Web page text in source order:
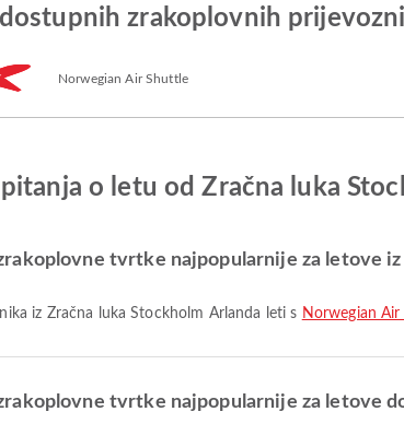
dostupnih zrakoplovnih
Norwegian Air Shuttle
o letu od Zračna luka
tvrtke najpopularnije za letove
iz Zračna luka Stockholm Arlanda leti s Norwegian Air
tvrtke najpopularnije za letove